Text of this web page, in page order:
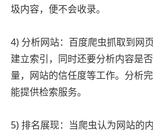
圾内容，便不会收录。
4) 分析网站：百度爬虫抓取到网
建立索引，同时还要分析内容是
量，网站的信任度等工作。分析
能提供检索服务。
5) 排名展现：当爬虫认为网站的